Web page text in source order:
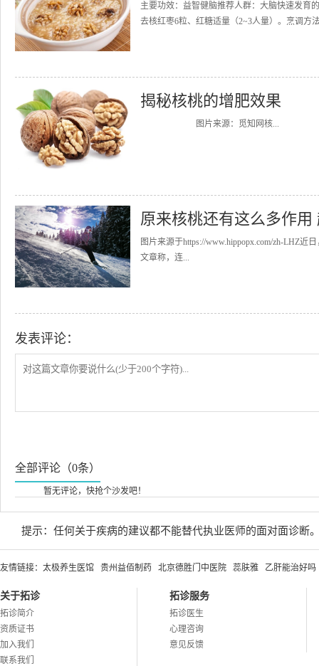
主要功效：益智健脑推荐人群：大脑快速发育
去核红枣6粒、红糖适量（2~3人量）。烹调方
揭秘核桃的增肥效果
图片来源：觅知网核...
原来核桃还有这么多作用
图片来源于https://www.hippopx.com/zh-LHZ近
文章称，连...
发表评论：
全部评论（0条）
暂无评论，快抢个沙发吧！
提示：任何关于疾病的建议都不能替代执业医师的面对面诊断
友情链接： 太极养生医馆 贵州益佰制药 北京德胜门中医院 蕊肤雅 乙肝能治好吗
关于拓诊
拓诊简介
资质证书
加入我们
联系我们
拓诊服务
拓诊医生
心理咨询
意见反馈